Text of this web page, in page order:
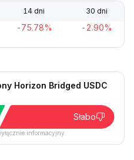
14 dni 30 dni
-75.78% -2.90%
Horizon Bridged USDC
Słabo
informacyjny.